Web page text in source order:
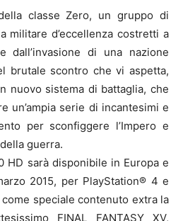
classe Zero, un gruppo di
militare d’eccellenza costretti a
dall’invasione di una nazione
brutale scontro che vi aspetta,
nuovo sistema di battaglia, che
un’ampia serie di incantesimi e
per sconfiggere l’Impero e
guerra.
HD sarà disponibile in Europa e
2015, per PlayStation® 4 e
speciale contenuto extra la
FINAL FANTASY XV,